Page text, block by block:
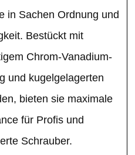
in Sachen Ordnung und
Bestückt mit
Chrom-Vanadium-
und kugelgelagerten
bieten sie maximale
für Profis und
Schrauber.